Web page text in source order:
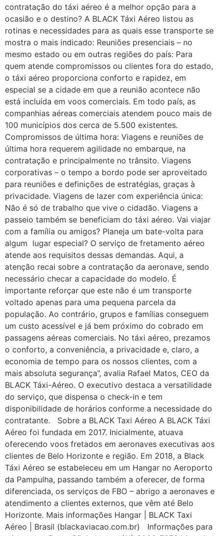
contratação do táxi aéreo é a melhor opção para a
ocasião e o destino? A BLACK Táxi Aéreo listou as
rotinas e necessidades para as quais esse transporte se
mostra o mais indicado: Reuniões presenciais – no
mesmo estado ou em outras regiões do país: Para
quem atende compromissos ou clientes fora do estado,
o táxi aéreo proporciona conforto e rapidez, em
especial se a cidade em que a reunião acontece não
está incluída em voos comerciais. Em todo país, as
companhias aéreas comerciais atendem pouco mais de
100 municípios dos cerca de 5.500 existentes.
Compromissos de última hora: Viagens e reuniões de
última hora requerem agilidade no embarque, na
contratação e principalmente no trânsito. Viagens
corporativas – o tempo a bordo pode ser aproveitado
para reuniões e definições de estratégias, graças à
privacidade. Viagens de lazer com experiência única:
Não é só de trabalho que vive o cidadão. Viagens a
passeio também se beneficiam do táxi aéreo. Vai viajar
com a família ou amigos? Planeja um bate-volta para
algum lugar especial? O serviço de fretamento aéreo
atende aos requisitos dessas demandas. Aqui, a
atenção recai sobre a contratação da aeronave, sendo
necessário checar a capacidade do modelo. É
importante reforçar que este não é um transporte
voltado apenas para uma pequena parcela da
população. Ao contrário, grupos e famílias conseguem
um custo acessível e já bem próximo do cobrado em
passagens aéreas comerciais. No táxi aéreo, prezamos
o conforto, a conveniência, a privacidade e, claro, a
economia de tempo para os nossos clientes, com a
mais absoluta segurança”, avalia Rafael Matos, CEO da
BLACK Táxi-Aéreo. O executivo destaca a versatilidade
do serviço, que dispensa o check-in e tem
disponibilidade de horários conforme a necessidade do
contratante. Sobre a BLACK Taxi Aéreo A BLACK Táxi
Aéreo foi fundada em 2017. Inicialmente, atuava
oferecendo voos fretados em aeronaves executivas aos
clientes de Belo Horizonte e região. Em 2018, a Black
Táxi Aéreo se estabeleceu em um Hangar no Aeroporto
da Pampulha, passando também a oferecer, de forma
diferenciada, os serviços de FBO – abrigo a aeronaves e
atendimento a clientes externos, que vêm até Belo
Horizonte. Mais informações Hangar | BLACK Taxi
Aéreo | Brasil (blackaviacao.com.br) Informações para